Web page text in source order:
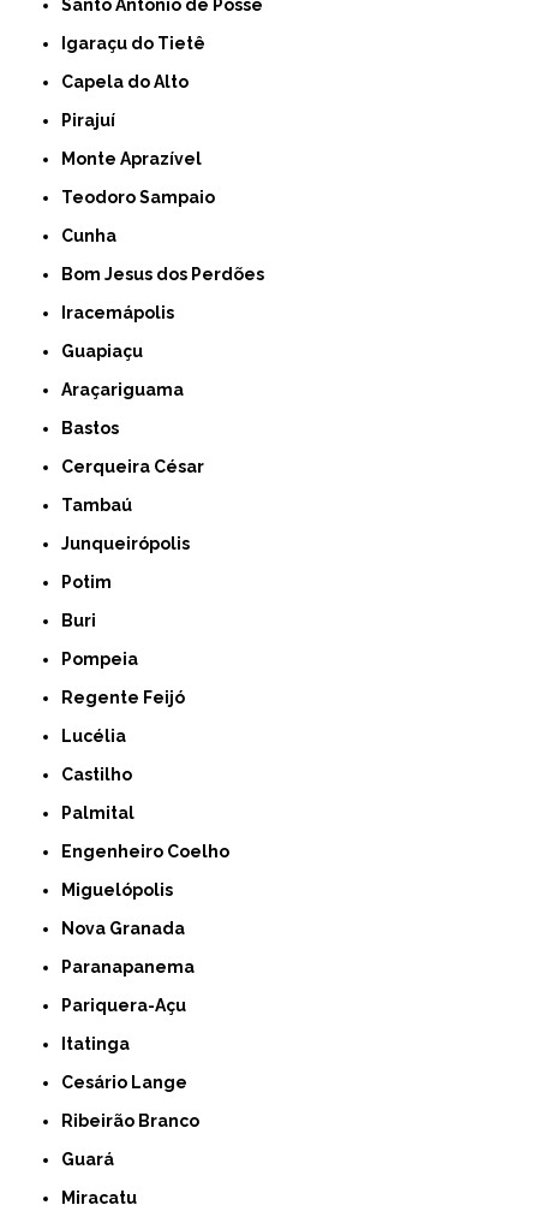
Santo Antônio de Posse
Igaraçu do Tietê
Capela do Alto
Pirajuí
Monte Aprazível
Teodoro Sampaio
Cunha
Bom Jesus dos Perdões
Iracemápolis
Guapiaçu
Araçariguama
Bastos
Cerqueira César
Tambaú
Junqueirópolis
Potim
Buri
Pompeia
Regente Feijó
Lucélia
Castilho
Palmital
Engenheiro Coelho
Miguelópolis
Nova Granada
Paranapanema
Pariquera-Açu
Itatinga
Cesário Lange
Ribeirão Branco
Guará
Miracatu